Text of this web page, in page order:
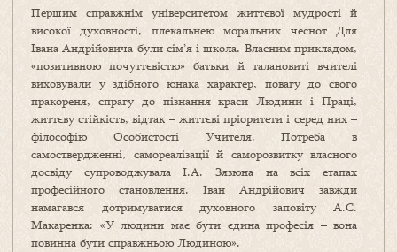
Першим справжнім університетом життєвої мудрості й
високої духовності, плекальнею моральних чеснот Для
Івана Андрійовича були сім’я і школа. Власним прикладом,
«позитивною почуттєвістю» батьки й талановиті вчителі
виховували у здібного юнака характер, повагу до свого
пракореня, спрагу до пізнання краси Людини і Праці,
життєву стійкість, відтак – життєві пріоритети і серед них –
філософію Особистості Учителя. Потреба в
самоствердженні, самореалізації й саморозвитку власного
досвіду супроводжувала І.А. Зязюна на всіх етапах
професійного становлення. Іван Андрійович завжди
намагався дотримуватися духовного заповіту А.С.
Макаренка: «У людини має бути єдина професія – вона
повинна бути справжньою Людиною».